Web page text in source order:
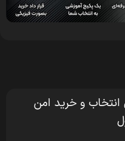
و خرید امن